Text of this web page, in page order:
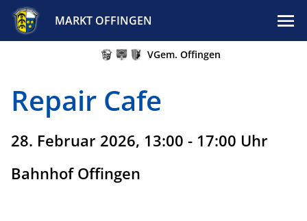
MARKT OFFINGEN
VGem. Offingen
Repair Cafe
28. Februar 2026, 13:00 - 17:00 Uhr
Bahnhof Offingen